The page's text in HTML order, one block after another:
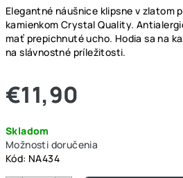
Elegantné náušnice klipsne v zlatom
kamienkom Crystal Quality.
mať prepichnuté ucho. Hodia sa na
na slávnostné príležitosti.
€11,90
cena:
Skladom
Možnosti doručenia
Kód: NA434